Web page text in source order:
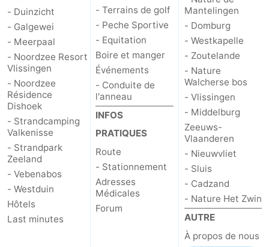
- Duinzicht
- Galgewei
- Meerpaal
- Noordzee Resort
Vlissingen
- Noordzee
Résidence
Dishoek
- Strandcamping
Valkenisse
- Strandpark
Zeeland
- Vebenabos
- Westduin
Hôtels
Last minutes
- Terrains de golf
- Peche Sportive
- Equitation
Boire et manger
Événements
- Conduite de
l'anneau
INFOS
PRATIQUES
Route
- Stationnement
Adresses
Médicales
Forum
Mantelingen
- Domburg
- Westkapelle
- Zoutelande
- Nature
Walcherse bos
- Vlissingen
- Middelburg
Zeeuws-
Vlaanderen
- Nieuwvliet
- Sluis
- Cadzand
- Nature Het Zwin
AUTRE
À propos de nous